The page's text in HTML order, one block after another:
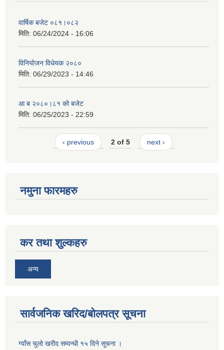
वार्षिक बजेट ०८१।०८२
मिति: 06/24/2024 - 16:06
विनियोजन विधेयक २०८०
मिति: 06/29/2023 - 14:46
आ ब २०८०।८१ को बजेट
मिति: 06/25/2023 - 22:59
‹ previous 2 of 5 next ›
नमुना फारमहरु
कर तथा शुल्कहरु
अन्य
सार्वजनिक खरिद/बोलपत्र सूचना
ग्याँस चुलो खरीद सम्वन्धी १५ दिने सूचना ।